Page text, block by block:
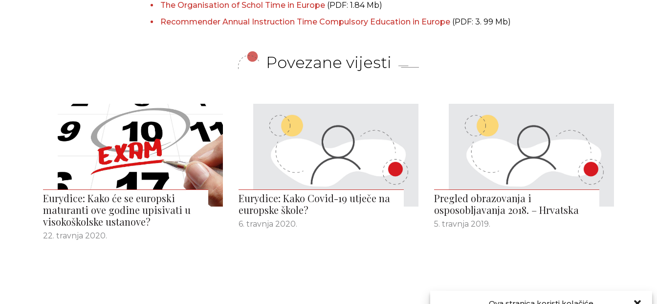
The Organisation of Schol Time in Europe (PDF: 1.84 Mb)
Recommender Annual Instruction Time Compulsory Education in Europe (PDF: 3. 99 Mb)
Povezane vijesti
Eurydice: Kako će se europski
maturanti ove godine upisivati u
visokoškolske ustanove?
22. travnja 2020.
Eurydice: Kako Covid-19 utječe na
europske škole?
6. travnja 2020.
Pregled obrazovanja i
osposobljavanja 2018. – Hrvatska
5. travnja 2019.